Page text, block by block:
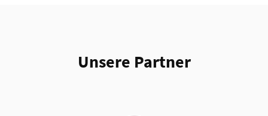
Unsere Partner